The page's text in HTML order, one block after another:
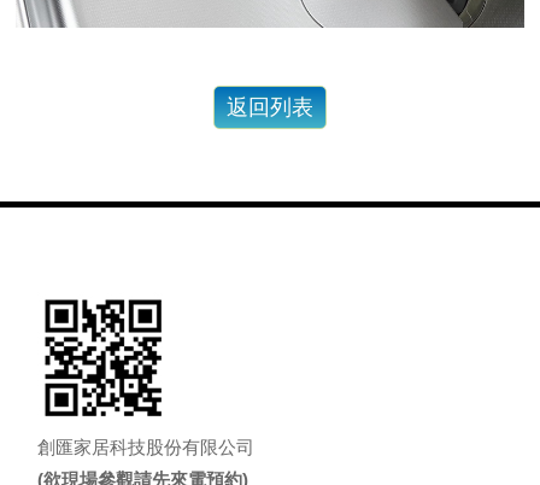
創匯家居科技股份有限公司
(欲現場參觀請先來電預約)